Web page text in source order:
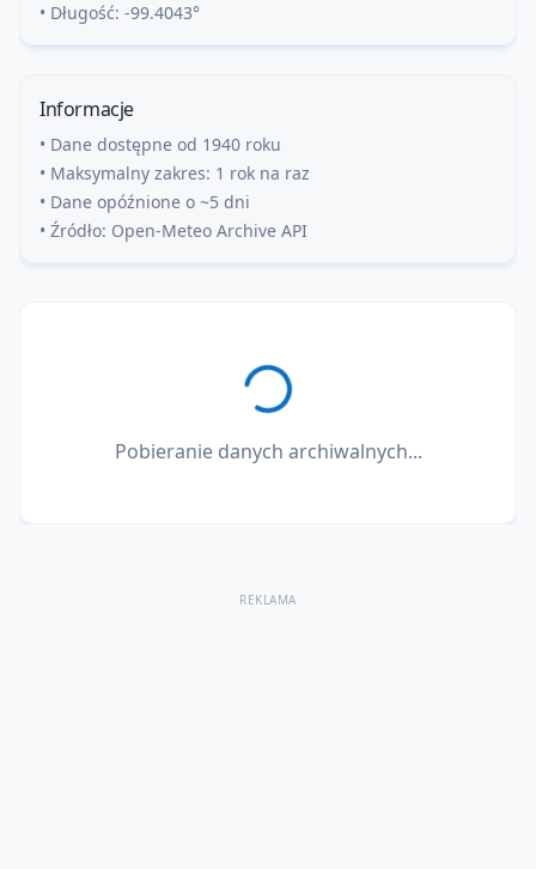
• Długość: -99.4043°
Informacje
• Dane dostępne od 1940 roku
• Maksymalny zakres: 1 rok na raz
• Dane opóźnione o ~5 dni
• Źródło: Open-Meteo Archive API
Pobieranie danych archiwalnych...
REKLAMA